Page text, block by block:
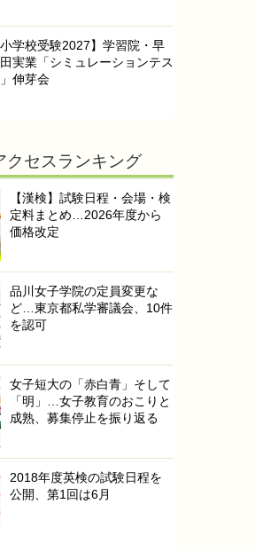
小学校受験2027】学習院・早
実業「シミュレーションテス
」伸芽会
クセスランキング
【漢検】試験日程・会場・検
定料まとめ…2026年度から
価格改定
品川女子学院の定員変更な
ど…東京都私学審議会、10件
を認可
女子短大の「赤白青」そして
「明」…女子教育のおこりと
成熟、募集停止を振り返る
2018年度英検の試験日程を
公開、第1回は6月